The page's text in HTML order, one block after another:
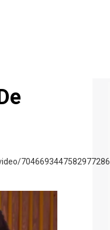
7046693447582977286